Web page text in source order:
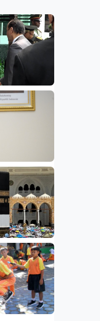
Ancaman
tahap II
jemaah
yang
tulisan)